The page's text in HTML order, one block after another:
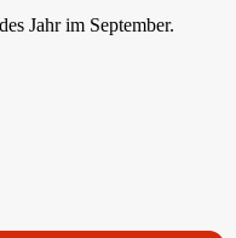
Jahr im September.